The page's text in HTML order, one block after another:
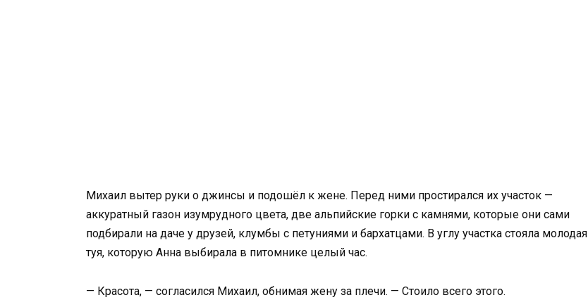
Михаил вытер руки о джинсы и подошёл к жене. Перед ними простирался их участок —
аккуратный газон изумрудного цвета, две альпийские горки с камнями, которые они сами
подбирали на даче у друзей, клумбы с петуниями и бархатцами. В углу участка стояла молодая
туя, которую Анна выбирала в питомнике целый час.
— Красота, — согласился Михаил, обнимая жену за плечи. — Стоило всего этого.